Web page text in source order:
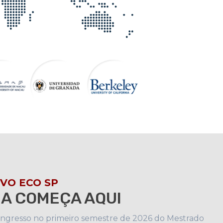
ECO SP
COMEÇA AQUI
no primeiro semestre de 2026 do Mestrado